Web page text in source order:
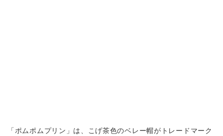
「ポムポムプリン」は、こげ茶色のベレー帽がトレードマーク